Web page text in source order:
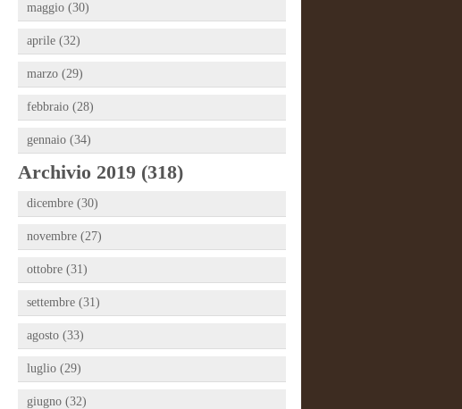
maggio (30)
aprile (32)
marzo (29)
febbraio (28)
gennaio (34)
Archivio 2019 (318)
dicembre (30)
novembre (27)
ottobre (31)
settembre (31)
agosto (33)
luglio (29)
giugno (32)